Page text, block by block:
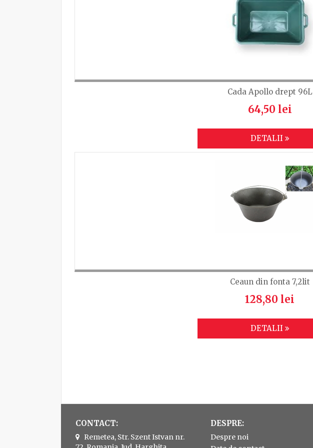
Cada Apollo drept 96L
64,50 lei
DETALII
Ceaun din fonta 7,2lit
128,80 lei
DETALII
CONTACT:
Remetea, Str. Szent Istvan nr.
DESPRE:
Despre noi